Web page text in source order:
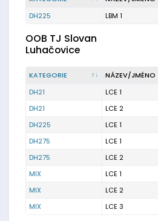
DH225
LBM 1
OOB TJ Slovan
Luhačovice
KATEGORIE
NÁZEV/JMÉNO
DH21
LCE 1
DH21
LCE 2
DH225
LCE 1
DH275
LCE 1
DH275
LCE 2
MIX
LCE 1
MIX
LCE 2
MIX
LCE 3